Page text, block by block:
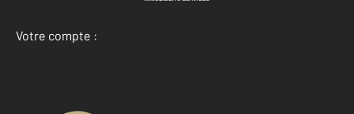
Votre compte :
Accéder à mon compte